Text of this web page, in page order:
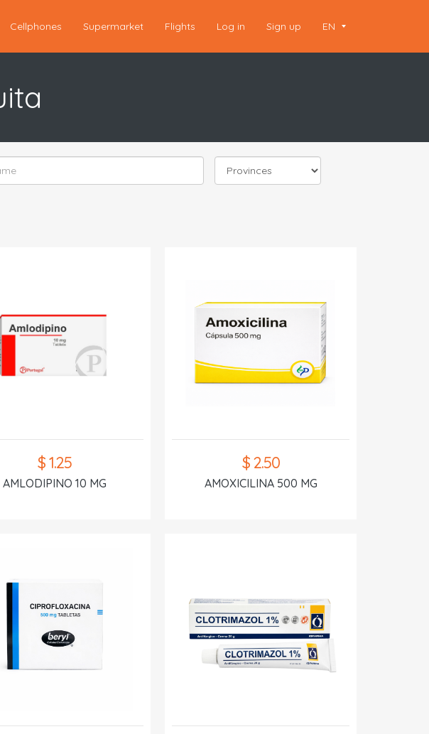
Cellphones Supermarket Flights Log in Sign up EN
$ 1.25
AMLODIPINO 10 MG
$ 2.50
AMOXICILINA 500 MG